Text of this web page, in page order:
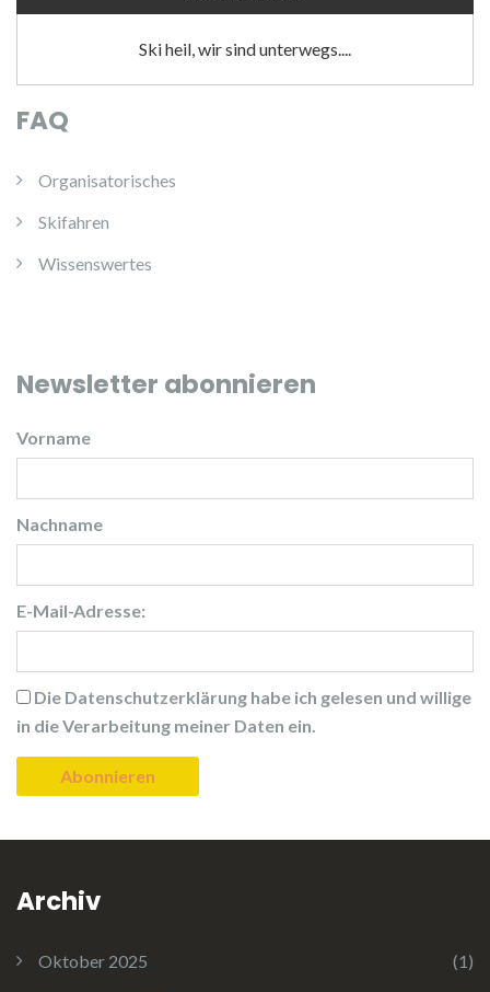
Ski heil, wir sind unterwegs....
FAQ
Organisatorisches
Skifahren
Wissenswertes
Newsletter abonnieren
Vorname
Nachname
E-Mail-Adresse:
Die Datenschutzerklärung habe ich gelesen und willige
in die Verarbeitung meiner Daten ein.
Archiv
Oktober 2025
(1)